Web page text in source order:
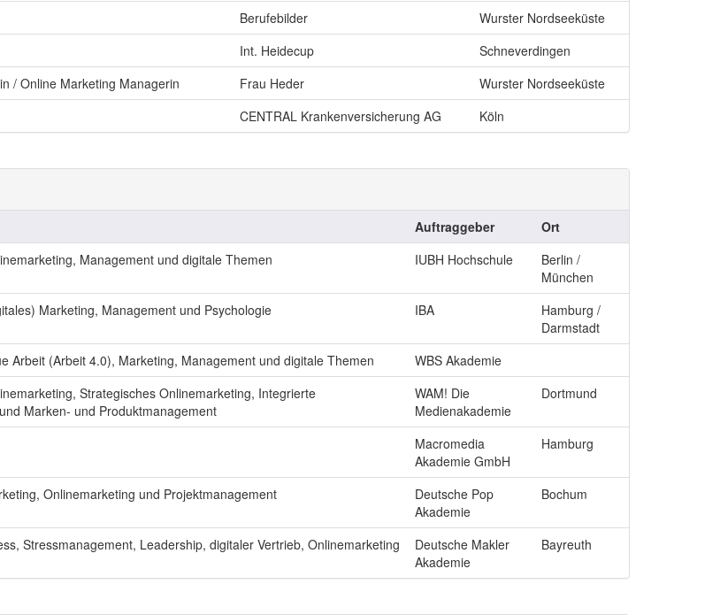
Berufebilder
Wurster Nordseeküste
Int. Heidecup
Schneverdingen
/ Online Marketing Managerin Frau Heder
Wurster Nordseeküste
CENTRAL Krankenversicherung AG Köln
Auftraggeber
Ort
Management und digitale Themen IUBH Hochschule
Berlin /
München
Marketing, Management und Psychologie IBA
Hamburg /
Darmstadt
Arbeit (Arbeit 4.0), Marketing, Management und digitale Themen
WBS Akademie
Strategisches Onlinemarketing, Integrierte
Marken- und Produktmanagement
WAM! Die
Medienakademie
Dortmund
Macromedia
Akademie GmbH
Hamburg
Onlinemarketing und Projektmanagement
Deutsche Pop
Akademie
Bochum
Stressmanagement, Leadership, digitaler Vertrieb, Onlinemarketing
Deutsche Makler
Akademie
Bayreuth